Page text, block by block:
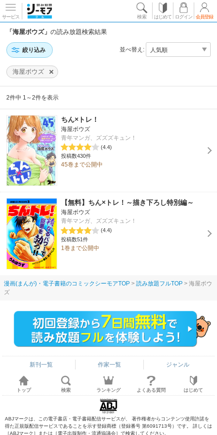
サービス 検索 はじめて ログイン 会員登録
「海屋ボウズ」の読み放題検索結果
絞り込み 並べ替え:
海屋ボウズ
2件中 1～2件を表示
ちん×トレ！
海屋ボウズ
青年マンガ、ズズズキュン！
(4.4)
投稿数430件
45巻まで公開中
【無料】ちん×トレ！～描き下ろし特別編～
海屋ボウズ
青年マンガ、ズズズキュン！
(4.4)
投稿数51件
1巻まで公開中
漫画(まんが)・電子書籍のコミックシーモアTOP 読み放題フルTOP
海屋ボウ
ズ
新刊一覧 作家一覧 ジャンル
トップ 検索 ランキング よくある質問 はじめて
ABJマークは、この電子書店・電子書籍配信サービスが、 著作権者からコンテンツ使用許諾を
得た正規版配信サービスであることを示す登録商標（登録番号 第6091713号）です。 詳しくは
［ABJマーク］または［電子出版制作・流通協議会］で検索してください。